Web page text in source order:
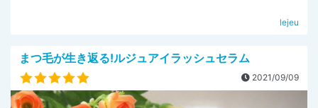
lejeu
まつ毛が生き返る!ルジュアイラッシュセラム
2021/09/09